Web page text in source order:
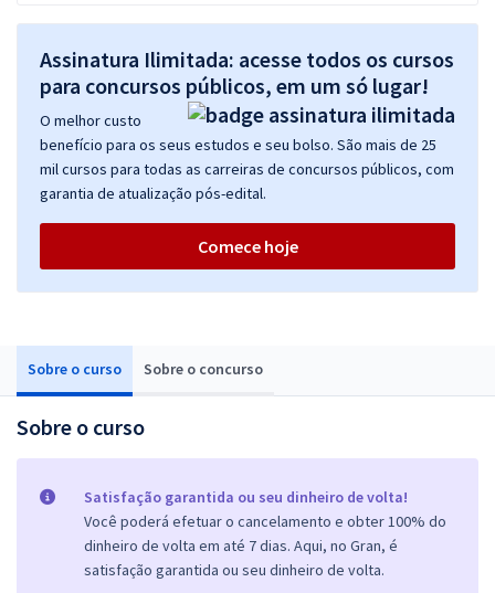
Sobre o curso Sobre o concurso
Sobre o curso
Satisfação garantida ou seu dinheiro de volta!
Você poderá efetuar o cancelamento e obter 100% do
dinheiro de volta em até 7 dias. Aqui, no Gran, é
satisfação garantida ou seu dinheiro de volta.
Assinatura Ilimitada: acesse todos os cursos
para concursos públicos, em um só lugar!
O melhor custo
benefício para os seus estudos e seu bolso. São mais de 25
mil cursos para todas as carreiras de concursos públicos, com
garantia de atualização pós-edital.
Comece hoje